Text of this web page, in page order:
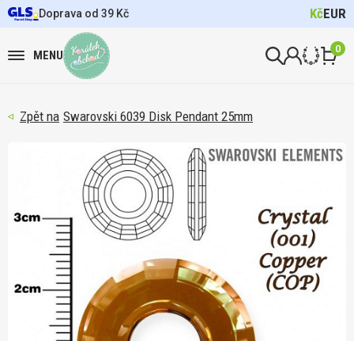
Doprava od 39 Kč KčEUR
MENU 0
Swarovski 6039 Disk Pendant 25mm